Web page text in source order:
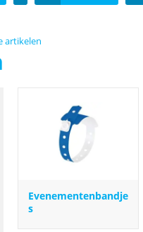
artikelen
Evenementenbandje
s